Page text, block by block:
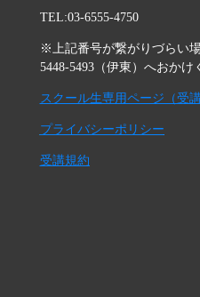
TEL:03-6555-4750
※上記番号が繋がりづらい
5448-5493（伊東）へおかけ
スクール生専用ページ（受
プライバシーポリシー
受講規約